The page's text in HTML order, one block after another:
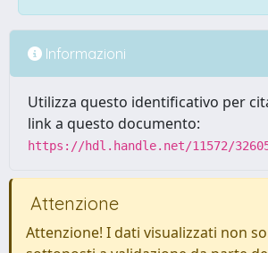
Informazioni
Utilizza questo identificativo per
link a questo documento:
https://hdl.handle.net/11572/
Attenzione
Attenzione! I dati visualizzati non